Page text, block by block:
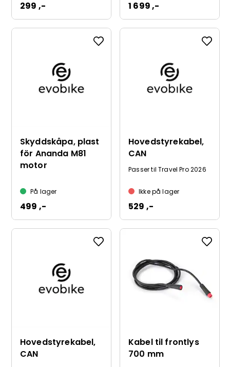
299 ,- 1 699 ,-
Skyddskåpa, plast
för Ananda M81
motor
På lager
499 ,-
Hovedstyrekabel,
CAN
Passer til Travel Pro 2026
Ikke på lager
529 ,-
Hovedstyrekabel,
CAN
Kabel til frontlys
700 mm